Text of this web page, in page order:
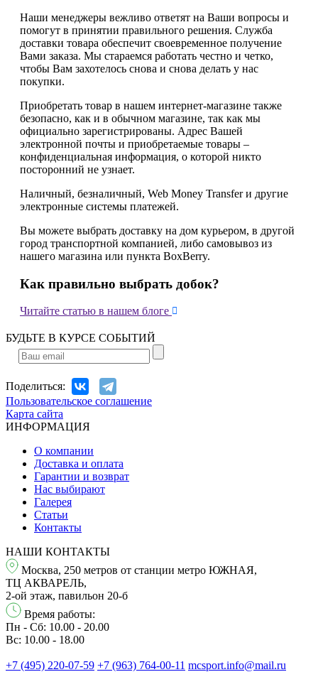
Наши менеджеры вежливо ответят на Ваши вопросы и
помогут в принятии правильного решения. Служба
доставки товара обеспечит своевременное получение
Вами заказа. Мы стараемся работать честно и четко,
чтобы Вам захотелось снова и снова делать у нас
покупки.
Приобретать товар в нашем интернет-магазине также
безопасно, как и в обычном магазине, так как мы
официально зарегистрированы. Адрес Вашей
электронной почты и приобретаемые товары –
конфиденциальная информация, о которой никто
посторонний не узнает.
Наличный, безналичный, Web Money Transfer и другие
электронные системы платежей.
Вы можете выбрать доставку на дом курьером, в другой
город транспортной компанией, либо самовывоз из
нашего магазина или пункта BoxBerry.
Как правильно выбрать добок?
Читайте статью в нашем блоге 
БУДЬТЕ В КУРСЕ СОБЫТИЙ
Поделиться:
Пользовательское соглашение
Карта сайта
ИНФОРМАЦИЯ
О компании
Доставка и оплата
Гарантии и возврат
Нас выбирают
Галерея
Статьи
Контакты
НАШИ КОНТАКТЫ
Москва, 250 метров от станции метро ЮЖНАЯ,
ТЦ АКВАРЕЛЬ,
2-ой этаж, павильон 20-б
Время работы:
Пн - Сб: 10.00 - 20.00
Вс: 10.00 - 18.00
+7 (495) 220-07-59 +7 (963) 764-00-11 mcsport.info@mail.ru